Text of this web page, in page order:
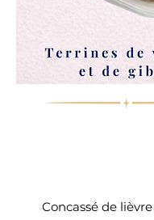
Concassé de